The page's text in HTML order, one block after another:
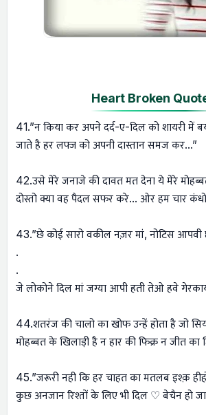
Heart Broken
41.”न किया कर अपने दर्द-ए-दिल को शायरी में
जाते है हर लफ्ज को अपनी दास्तान समज कर…”
42.उसे मेरे जनाजे की दावत मत देना ये मेरे
दोस्तो क्या वह पैदल सफर करे… ओर हम चार
43.”छे कोई सारो वकील नज़र मां, नोटिस आपवी
.
.
जे लोकोने दिल मां जग्या आपी हती तेओ हवे
44.शतरंज की चालो का खोफ उन्हें होता है जो
मोहब्बत के खिलाड़ी है न हार की फिक्र न जीत का
45.”जरूरी नही कि हर चाहत का मतलब इश्क़
कुछ अनजान रिश्तों के लिए भी दिल ♡ बेचैन हो